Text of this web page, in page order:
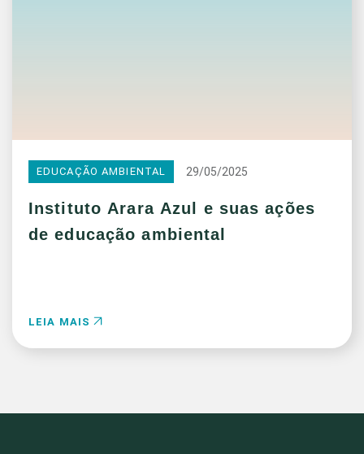
EDUCAÇÃO AMBIENTAL 29/05/2025
Instituto Arara Azul e suas ações
de educação ambiental
LEIA MAIS